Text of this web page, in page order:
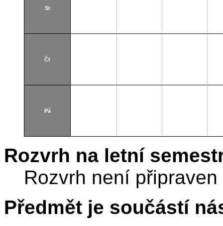
St
Čt
Pá
Rozvrh na letní
Rozvrh není připraven
Předmět je součástí